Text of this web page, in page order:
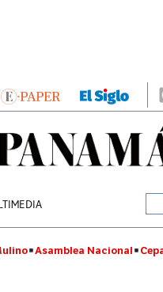
Asamblea Nacional